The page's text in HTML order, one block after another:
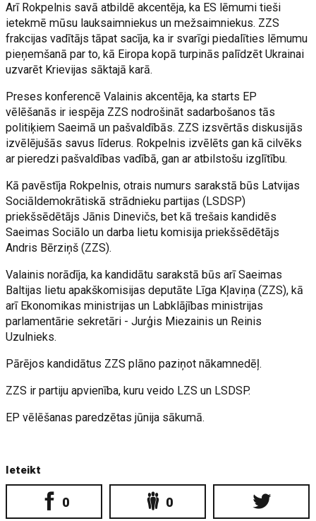
Arī Rokpelnis savā atbildē akcentēja, ka ES lēmumi tieši
ietekmē mūsu lauksaimniekus un mežsaimniekus. ZZS
frakcijas vadītājs tāpat sacīja, ka ir svarīgi piedalīties lēmumu
pieņemšanā par to, kā Eiropa kopā turpinās palīdzēt Ukrainai
uzvarēt Krievijas sāktajā karā.
Preses konferencē Valainis akcentēja, ka starts EP
vēlēšanās ir iespēja ZZS nodrošināt sadarbošanos tās
politiķiem Saeimā un pašvaldībās. ZZS izsvērtās diskusijās
izvēlējušās savus līderus. Rokpelnis izvēlēts gan kā cilvēks
ar pieredzi pašvaldības vadībā, gan ar atbilstošu izglītību.
Kā pavēstīja Rokpelnis, otrais numurs sarakstā būs Latvijas
Sociāldemokrātiskā strādnieku partijas (LSDSP)
priekšsēdētājs Jānis Dinevičs, bet kā trešais kandidēs
Saeimas Sociālo un darba lietu komisija priekšsēdētājs
Andris Bērziņš (ZZS).
Valainis norādīja, ka kandidātu sarakstā būs arī Saeimas
Baltijas lietu apakškomisijas deputāte Līga Kļaviņa (ZZS), kā
arī Ekonomikas ministrijas un Labklājības ministrijas
parlamentārie sekretāri - Jurģis Miezainis un Reinis
Uzulnieks.
Pārējos kandidātus ZZS plāno paziņot nākamnedēļ.
ZZS ir partiju apvienība, kuru veido LZS un LSDSP.
EP vēlēšanas paredzētas jūnija sākumā.
Ieteikt
0 0